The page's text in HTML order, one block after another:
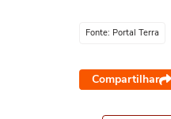
Fonte: Portal Terra
Compartilhar